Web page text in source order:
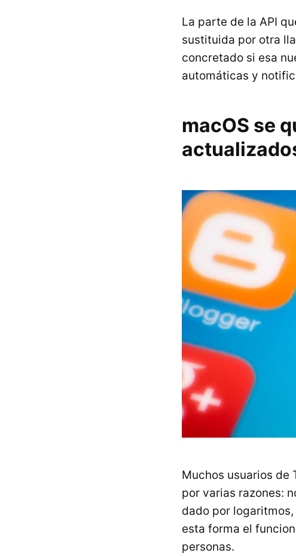
La parte de la API
sustituida por otra
concretado si esa
automáticas y
macOS se
Muchos usuarios de
por varias razones:
dado por
esta forma el
personas.